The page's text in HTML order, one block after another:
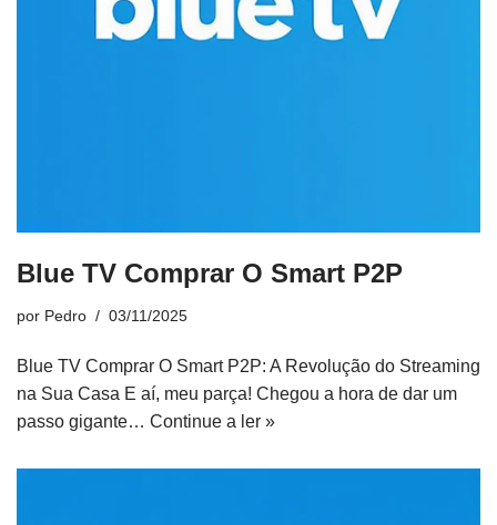
Blue TV Comprar O Smart P2P
por Pedro 03/11/2025
Blue TV Comprar O Smart P2P: A Revolução do Streaming
na Sua Casa E aí, meu parça! Chegou a hora de dar um
passo gigante… Continue a ler »